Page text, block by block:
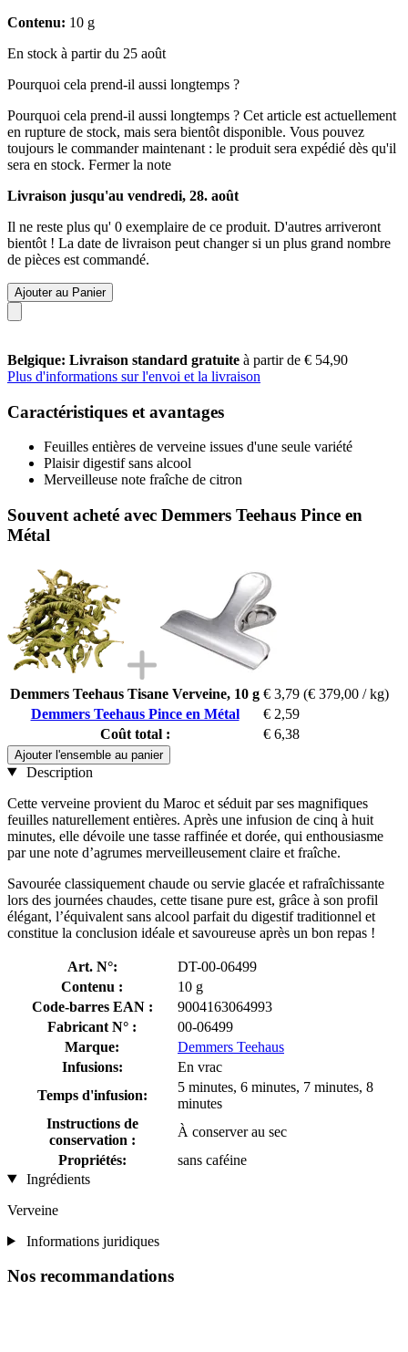
Contenu: 10 g
En stock à partir du 25 août
Pourquoi cela prend-il aussi longtemps ?
Pourquoi cela prend-il aussi longtemps ? Cet article est actuellement
en rupture de stock, mais sera bientôt disponible. Vous pouvez
toujours le commander maintenant : le produit sera expédié dès qu'il
sera en stock. Fermer la note
Livraison jusqu'au vendredi, 28. août
Il ne reste plus qu' 0 exemplaire de ce produit. D'autres arriveront
bientôt ! La date de livraison peut changer si un plus grand nombre
de pièces est commandé.
Ajouter au Panier
Belgique: Livraison standard gratuite à partir de € 54,90
Plus d'informations sur l'envoi et la livraison
Caractéristiques et avantages
Feuilles entières de verveine issues d'une seule variété
Plaisir digestif sans alcool
Merveilleuse note fraîche de citron
Souvent acheté avec Demmers Teehaus Pince en
Métal
Demmers Teehaus Tisane Verveine, 10 g € 3,79 (€ 379,00 / kg)
Demmers Teehaus Pince en Métal
€ 2,59
Coût total :
€ 6,38
Ajouter l'ensemble au panier
Description
Cette verveine provient du Maroc et séduit par ses magnifiques
feuilles naturellement entières. Après une infusion de cinq à huit
minutes, elle dévoile une tasse raffinée et dorée, qui enthousiasme
par une note d’agrumes merveilleusement claire et fraîche.
Savourée classiquement chaude ou servie glacée et rafraîchissante
lors des journées chaudes, cette tisane pure est, grâce à son profil
élégant, l’équivalent sans alcool parfait du digestif traditionnel et
constitue la conclusion idéale et savoureuse après un bon repas !
Art. N°:
DT-00-06499
Contenu :
10 g
Code-barres EAN :
9004163064993
Fabricant N° :
00-06499
Marque:
Demmers Teehaus
Infusions:
En vrac
Temps d'infusion:
5 minutes, 6 minutes, 7 minutes, 8
minutes
Instructions de
conservation :
À conserver au sec
Propriétés:
sans caféine
Ingrédients
Verveine
Informations juridiques
Nos recommandations